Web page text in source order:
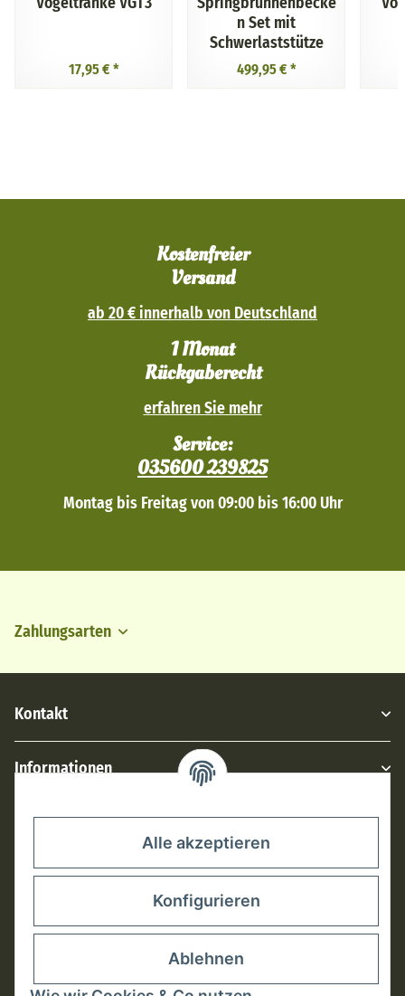
Alle akzeptieren
Konfigurieren
Ablehnen
17,95 € *
n Set mit
Schwerlaststütze
499,95 € *
Kostenfreier
Versand
ab 20 € innerhalb von Deutschland
1 Monat
Rückgaberecht
erfahren Sie mehr
Service:
035600 239825
Montag bis Freitag von 09:00 bis 16:00 Uhr
Zahlungsarten
Kontakt
Informationen
Rechtliches